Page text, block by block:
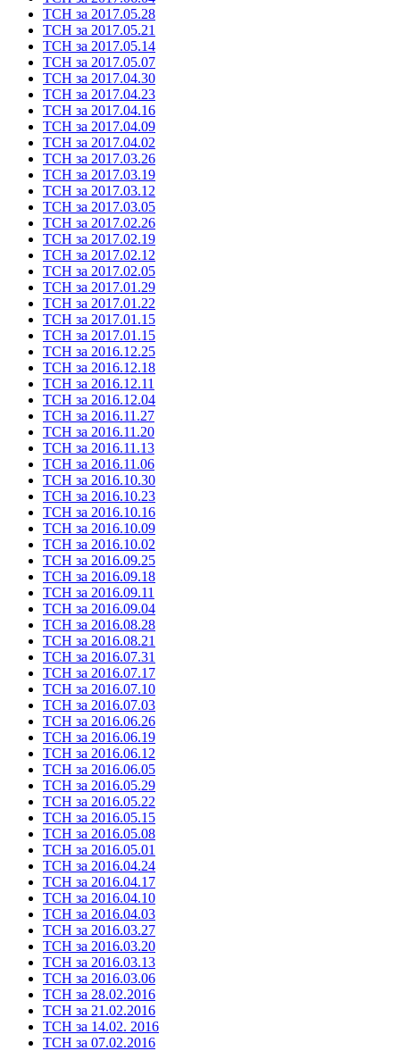
ТСН за 2017.05.28
ТСН за 2017.05.21
ТСН за 2017.05.14
ТСН за 2017.05.07
ТСН за 2017.04.30
ТСН за 2017.04.23
ТСН за 2017.04.16
ТСН за 2017.04.09
ТСН за 2017.04.02
ТСН за 2017.03.26
ТСН за 2017.03.19
ТСН за 2017.03.12
ТСН за 2017.03.05
ТСН за 2017.02.26
ТСН за 2017.02.19
ТСН за 2017.02.12
ТСН за 2017.02.05
ТСН за 2017.01.29
ТСН за 2017.01.22
ТСН за 2017.01.15
ТСН за 2017.01.15
ТСН за 2016.12.25
ТСН за 2016.12.18
ТСН за 2016.12.11
ТСН за 2016.12.04
ТСН за 2016.11.27
ТСН за 2016.11.20
ТСН за 2016.11.13
ТСН за 2016.11.06
ТСН за 2016.10.30
ТСН за 2016.10.23
ТСН за 2016.10.16
ТСН за 2016.10.09
ТСН за 2016.10.02
ТСН за 2016.09.25
ТСН за 2016.09.18
ТСН за 2016.09.11
ТСН за 2016.09.04
ТСН за 2016.08.28
ТСН за 2016.08.21
ТСН за 2016.07.31
ТСН за 2016.07.17
ТСН за 2016.07.10
ТСН за 2016.07.03
ТСН за 2016.06.26
ТСН за 2016.06.19
ТСН за 2016.06.12
ТСН за 2016.06.05
ТСН за 2016.05.29
ТСН за 2016.05.22
ТСН за 2016.05.15
ТСН за 2016.05.08
ТСН за 2016.05.01
ТСН за 2016.04.24
ТСН за 2016.04.17
ТСН за 2016.04.10
ТСН за 2016.04.03
ТСН за 2016.03.27
ТСН за 2016.03.20
ТСН за 2016.03.13
ТСН за 2016.03.06
ТСН за 28.02.2016
ТСН за 21.02.2016
ТСН за 14.02. 2016
ТСН за 07.02.2016